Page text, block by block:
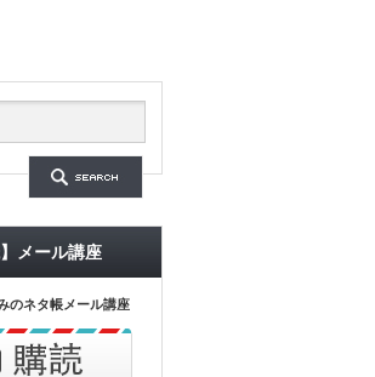
】メール講座
のネタ帳メール講座